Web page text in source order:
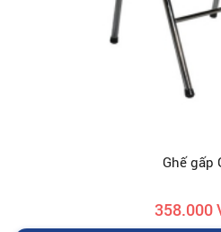
Ghế gấp
358.000